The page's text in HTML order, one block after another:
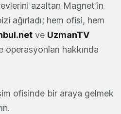
azaltan Magnet’in
ağırladı; hem ofisi, hem
ve UzmanTV
hakkında
ofisinde bir araya gelmek